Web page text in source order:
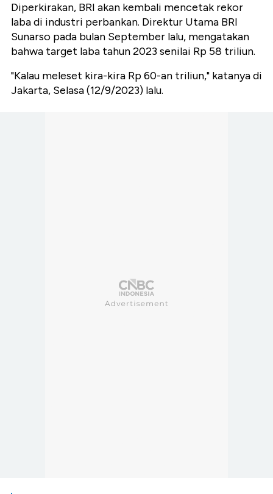
Diperkirakan, BRI akan kembali mencetak rekor
laba di industri perbankan. Direktur Utama BRI
Sunarso pada bulan September lalu, mengatakan
bahwa target laba tahun 2023 senilai Rp 58 triliun.
"Kalau meleset kira-kira Rp 60-an triliun," katanya di
Jakarta, Selasa (12/9/2023) lalu.